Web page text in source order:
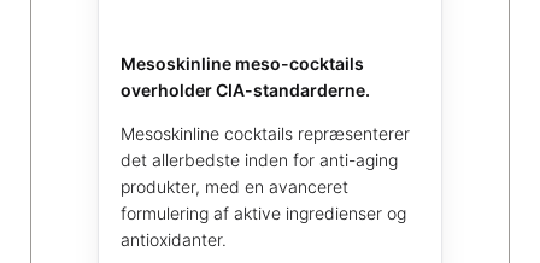
Mesoskinline meso-cocktails
overholder CIA-standarderne.
Mesoskinline cocktails repræsenterer
det allerbedste inden for anti-aging
produkter, med en avanceret
formulering af aktive ingredienser og
antioxidanter.